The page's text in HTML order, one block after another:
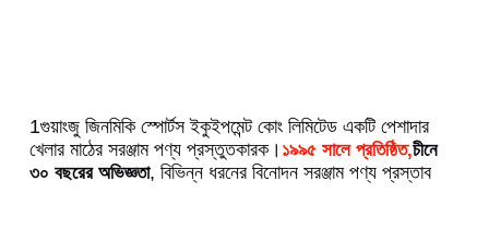
1গুয়াংজু জিনমিকি স্পোর্টস ইকুইপমেন্ট কোং লিমিটেড একটি পেশাদার
খেলার মাঠের সরঞ্জাম পণ্য প্রস্তুতকারক। ১৯৯৫ সালে প্রতিষ্ঠিত,চীনে
৩০ বছরের অভিজ্ঞতা, বিভিন্ন ধরনের বিনোদন সরঞ্জাম পণ্য প্রস্তাব